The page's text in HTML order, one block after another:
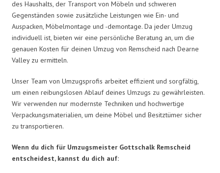
des Haushalts, der Transport von Möbeln und schweren
Gegenständen sowie zusätzliche Leistungen wie Ein- und
Auspacken, Möbelmontage und -demontage. Da jeder Umzug
individuell ist, bieten wir eine persönliche Beratung an, um die
genauen Kosten für deinen Umzug von Remscheid nach Dearne
Valley zu ermitteln.
Unser Team von Umzugsprofis arbeitet effizient und sorgfältig,
um einen reibungslosen Ablauf deines Umzugs zu gewährleisten.
Wir verwenden nur modernste Techniken und hochwertige
Verpackungsmaterialien, um deine Möbel und Besitztümer sicher
zu transportieren.
Wenn du dich für Umzugsmeister Gottschalk Remscheid
entscheidest, kannst du dich auf: